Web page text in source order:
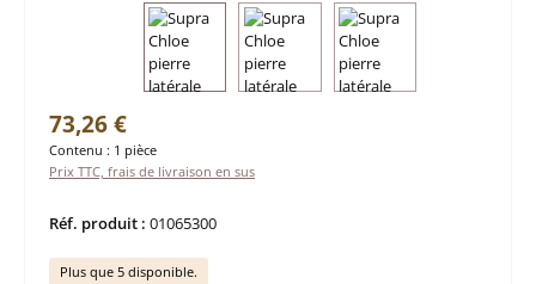
Prix régulier :
73,26 €
Contenu : 1 pièce
Prix TTC, frais de livraison en sus
Réf. produit : 01065300
Plus que 5 disponible.